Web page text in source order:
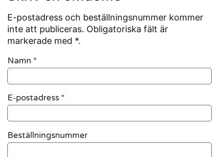
E-postadress och beställningsnummer kommer
inte att publiceras. Obligatoriska fält är
markerade med *.
Namn *
E-postadress *
Beställningsnummer